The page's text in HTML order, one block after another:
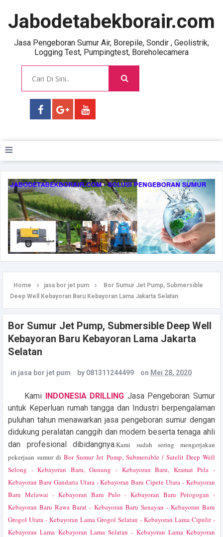
Jabodetabekborair.com
Jasa Pengeboran Sumur Air, Borepile, Sondir , Geolistrik,
Logging Test, Pumpingtest, Boreholecamera
≡
Home jasa bor jet pum
Bor Sumur Jet Pump, Submersible
Deep Well Kebayoran Baru Kebayoran Lama Jakarta Selatan
Bor Sumur Jet Pump, Submersible Deep Well
Kebayoran Baru Kebayoran Lama Jakarta
Selatan
in jasa bor jet pum by 081311244499 on Mei 28, 2020
Kami INDONESIA DRILLING Jasa Pengeboran Sumur
untuk Keperluan rumah tangga dan Industri berpengalaman
puluhan tahun menawarkan jasa pengeboran sumur dengan
didukung peralatan canggih dan modern beserta tenaga ahli
dan profesional dibidangnya.Kami sudah sering mengerjakan
pekerjaan sumur diBor Sumur Jet Pump, Submersible / Satelit Deep Well
Selong - Kebayoran Baru, Gunung - Kebayoran Baru, Kramat Pela -
Kebayoran Baru Gandaria Utara - Kebayoran Baru Cipete Utara - Kebayoran
Baru Melawai - Kebayoran Baru Pulo - Kebayoran Baru Petogogan -
Kebayoran Baru Rawa Barat - Kebayoran Baru Senayan - Kebayoran Baru
Grogol Utara - Kebayoran Lama Grogol Selatan - Kebayoran Lama Cipulir -
Kebayoran Lama Kebayoran Lama Selatan - Kebayoran Lama Kebayoran